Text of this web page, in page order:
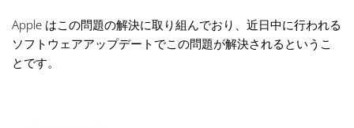
Apple はこの問題の解決に取り組んでおり、近日中に行われる
ソフトウェアアップデートでこの問題が解決されるというこ
とです。